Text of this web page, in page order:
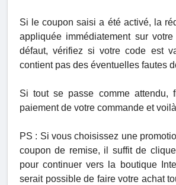
Si le coupon saisi a été activé, la
appliquée immédiatement sur
défaut, vérifiez si votre code est
contient pas des éventuelles fautes
Si tout se passe comme attendu,
paiement de votre commande et
PS : Si vous choisissez une
coupon de remise, il suffit de
pour continuer vers la boutique
serait possible de faire votre achat